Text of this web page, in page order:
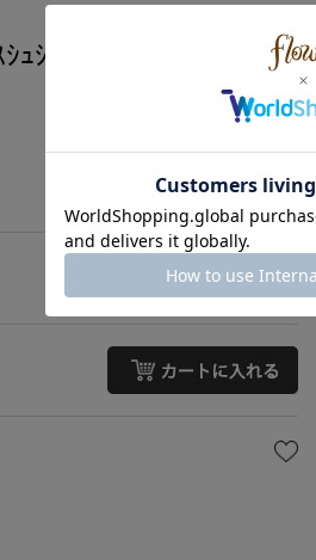
ｼｭ